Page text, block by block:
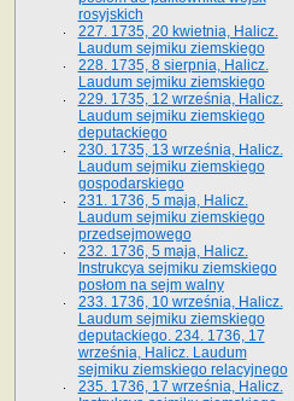
rosyjskich
227. 1735, 20 kwietnia, Halicz.
Laudum sejmiku ziemskiego
228. 1735, 8 sierpnia, Halicz.
Laudum sejmiku ziemskiego
229. 1735, 12 września, Halicz.
Laudum sejmiku ziemskiego
deputackiego
230. 1735, 13 września, Halicz.
Laudum sejmiku ziemskiego
gospodarskiego
231. 1736, 5 maja, Halicz.
Laudum sejmiku ziemskiego
przedsejmowego
232. 1736, 5 maja, Halicz.
Instrukcya sejmiku ziemskiego
posłom na sejm walny
233. 1736, 10 września, Halicz.
Laudum sejmiku ziemskiego
deputackiego. 234. 1736, 17
września, Halicz. Laudum
sejmiku ziemskiego relacyjnego
235. 1736, 17 września, Halicz.